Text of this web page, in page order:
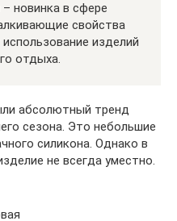
новинка в сфере
свойства
изделий
отдыха.
абсолютный тренд
сезона. Это небольшие
силикона. Однако в
не всегда уместно.